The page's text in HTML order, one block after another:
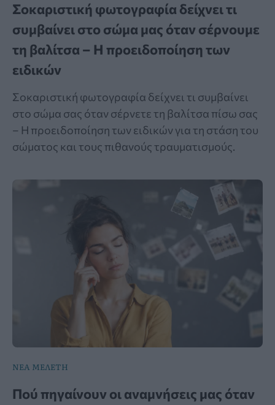
Σοκαριστική φωτογραφία δείχνει τι
συμβαίνει στο σώμα μας όταν σέρνουμε
τη βαλίτσα – Η προειδοποίηση των
ειδικών
Σοκαριστική φωτογραφία δείχνει τι συμβαίνει
στο σώμα σας όταν σέρνετε τη βαλίτσα πίσω σας
– Η προειδοποίηση των ειδικών για τη στάση του
σώματος και τους πιθανούς τραυματισμούς.
ΝΕΑ ΜΕΛΕΤΗ
Πού πηγαίνουν οι αναμνήσεις μας όταν